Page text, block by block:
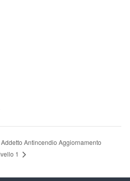
Addetto Antincendio Aggiornamento
1